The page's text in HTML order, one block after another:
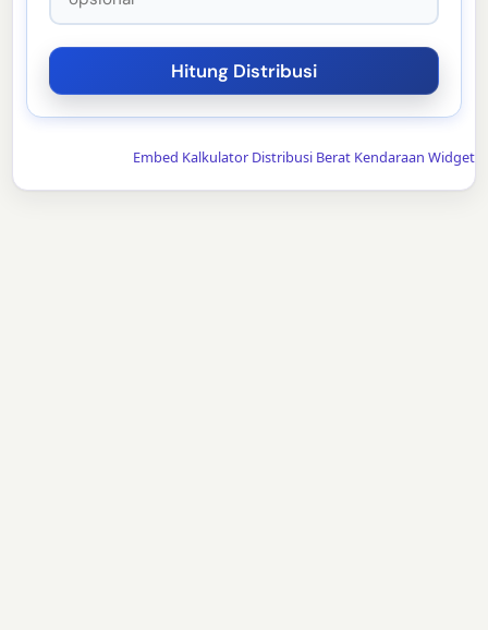
Embed Kalkulator Distribusi Berat Kendaraan Widget